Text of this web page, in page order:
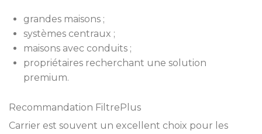
grandes maisons ;
systèmes centraux ;
maisons avec conduits ;
propriétaires recherchant une solution
premium.
Recommandation FiltrePlus
Carrier est souvent un excellent choix pour les